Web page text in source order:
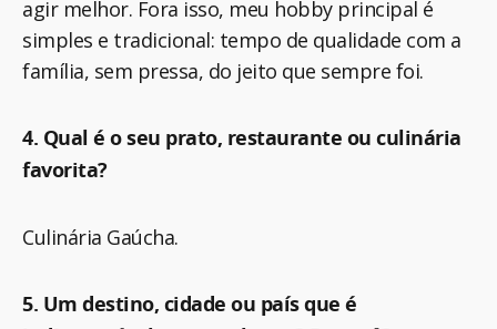
agir melhor. Fora isso, meu hobby principal é
simples e tradicional: tempo de qualidade com a
família, sem pressa, do jeito que sempre foi.
4. Qual é o seu prato, restaurante ou culinária
favorita?
Culinária Gaúcha.
5. Um destino, cidade ou país que é